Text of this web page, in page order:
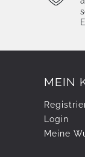
MEIN
Login
Meine